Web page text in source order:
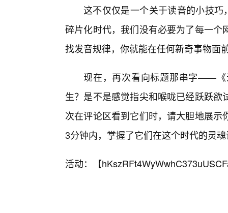
这不仅仅是一个关于读音的小技巧
碎片化时代，我们没有必要为了每一
找发音规律，你就能在任何新奇事物面
现在，再次看向标题那串字——《
生？是不是感觉指尖和喉咙已经跃跃
次在评论区看到它们时，请大胆地展
3分钟内，掌握了它们在这个时代的灵
活动：【